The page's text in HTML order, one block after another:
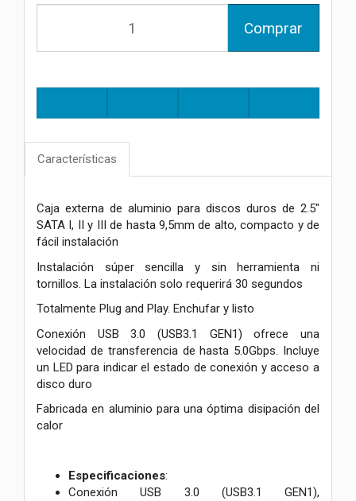
Comprar
Características
Caja externa de aluminio para discos duros de 2.5"
SATA I, II y III de hasta 9,5mm de alto, compacto y de
fácil instalación
Instalación súper sencilla y sin herramienta ni
tornillos. La instalación solo requerirá 30 segundos
Totalmente Plug and Play. Enchufar y listo
Conexión USB 3.0 (USB3.1 GEN1) ofrece una
velocidad de transferencia de hasta 5.0Gbps. Incluye
un LED para indicar el estado de conexión y acceso a
disco duro
Fabricada en aluminio para una óptima disipación del
calor
Especificaciones:
Conexión USB 3.0 (USB3.1 GEN1),